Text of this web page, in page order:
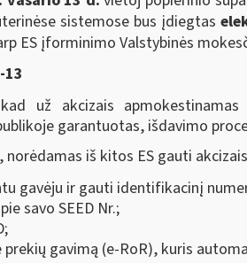
sistemose bus įdiegtas
ES įforminimo Valstybinės
už akcizais
garantuotas, išdavimo
iš kitos ES gauti
gavėju ir gauti identifikacinį
savo SEED Nr.;
prekių gavimą (e-RoR), kuris